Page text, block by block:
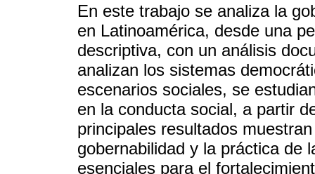
En este trabajo se analiza la
en Latinoamérica, desde una
descriptiva, con un análisis
analizan los sistemas
escenarios sociales, se
en la conducta social, a partir
principales resultados
gobernabilidad y la práctica de
esenciales para el